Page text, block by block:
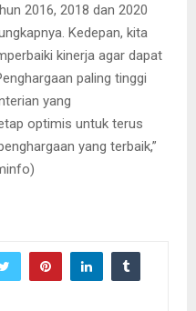
2016, 2018 dan 2020
Kedepan, kita
kinerja agar dapat
paling tinggi
yang
optimis untuk terus
yang terbaik,”